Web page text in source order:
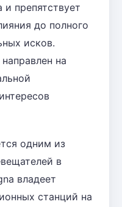
и препятствует
до полного
исков.
на
одним из
в
владеет
станций на